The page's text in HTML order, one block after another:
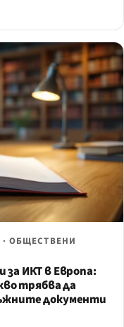
ОБЩЕСТВЕНИ
ИКТ в Европа:
трябва да
документи